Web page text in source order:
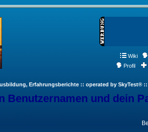
Wiki
Profil
Erfahrungsberichte :: operated by SkyTest®
Benutzernamen und dein